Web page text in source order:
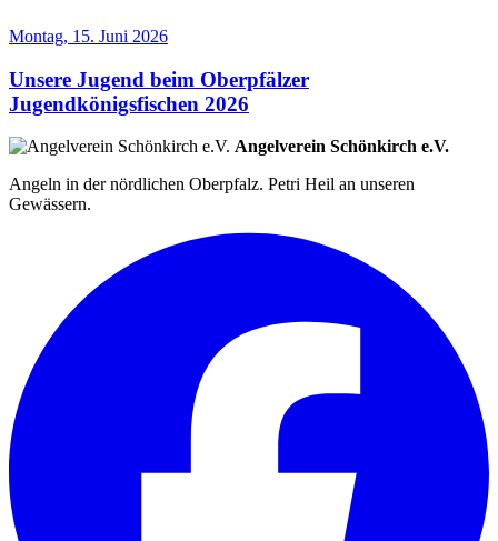
Montag, 15. Juni 2026
Unsere Jugend beim Oberpfälzer
Jugendkönigsfischen 2026
Angelverein Schönkirch e.V.
Angeln in der nördlichen Oberpfalz. Petri Heil an unseren
Gewässern.